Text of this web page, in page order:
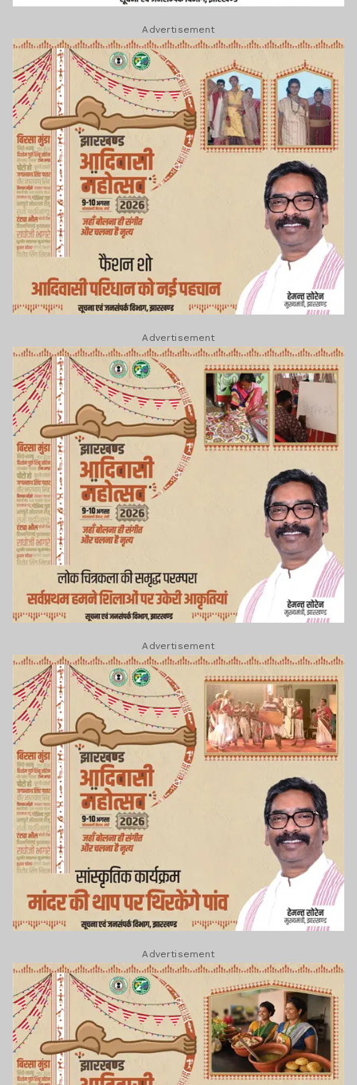
Advertisement
Advertisement
Advertisement
Advertisement